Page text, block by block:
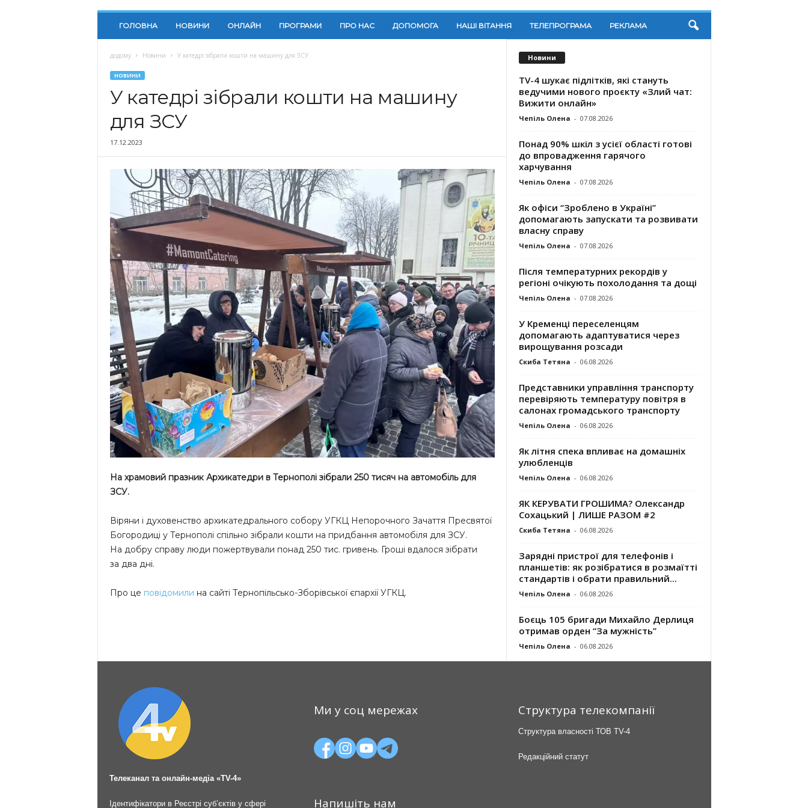
ГОЛОВНА НОВИНИ ОНЛАЙН ПРОГРАМИ ПРО НАС ДОПОМОГА НАШІ ВІТАННЯ ТЕЛЕПРОГРАМА РЕКЛАМА
додому Новини У катедрі зібрали кошти на машину для ЗСУ
НОВИНИ
У катедрі зібрали кошти на машину
для ЗСУ
17.12.2023
На храмовий празник Архикатедри в Тернополі зібрали 250 тисяч на автомобіль для
ЗСУ.
Віряни і духовенство архикатедрального собору УГКЦ Непорочного Зачаття Пресвятої
Богородиці у Тернополі спільно зібрали кошти на придбання автомобіля для ЗСУ.
На добру справу люди пожертвували понад 250 тис. гривень. Гроші вдалося зібрати
за два дні.
Про це повідомили на сайті Тернопільсько-Зборівської єпархії УГКЦ.
Новини
TV-4 шукає підлітків, які стануть
ведучими нового проєкту «Злий чат:
Вижити онлайн»
Чепіль Олена - 07.08.2026
Понад 90% шкіл з усієї області готові
до впровадження гарячого
харчування
Чепіль Олена - 07.08.2026
Як офіси “Зроблено в Україні”
допомагають запускaти та розвивати
власну справу
Чепіль Олена - 07.08.2026
Після температурних рекордів у
регіоні очікують похолодання та дощі
Чепіль Олена - 07.08.2026
У Кременці переселенцям
допомагають адаптуватися через
вирощування розсади
Скиба Тетяна - 06.08.2026
Представники управління транспорту
перевіряють температуру повітря в
салонах громадського транспорту
Чепіль Олена - 06.08.2026
Як літня спека впливає на домашніх
улюбленців
Чепіль Олена - 06.08.2026
ЯК КЕРУВАТИ ГРОШИМА? Олександр
Сохацький | ЛИШЕ РАЗОМ #2
Скиба Тетяна - 06.08.2026
Зарядні пристрої для телефонів і
планшетів: як розібратися в розмаїтті
стандартів і обрати правильний...
Чепіль Олена - 06.08.2026
Боєць 105 бригади Михайло Дерлиця
отримав орден “За мужність”
Чепіль Олена - 06.08.2026
Телеканал та онлайн-медіа «TV-4»
Ідентифікатори в Реєстрі суб’єктів у сфері
Ми у соц мережах
Напишіть нам
Структура телекомпанії
Структура власності ТОВ TV-4
Редакційний статут